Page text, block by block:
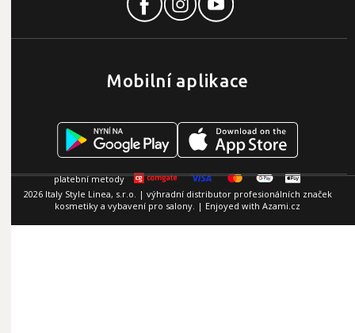
Mobilní aplikace
2026 Italy Style Linea, s.r.o. | výhradní distributor profesionálních značek
kosmetiky a vybavení pro salony. | Enjoyed with Azami.cz